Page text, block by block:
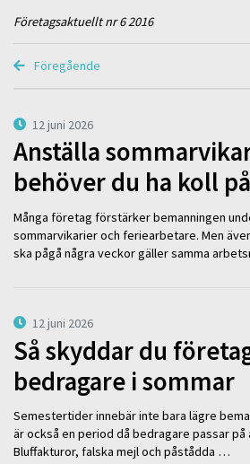
Företagsaktuellt nr 6 2016
Föregående
12 juni 2026
Anställa
behöver du ha koll på
Många företag förstärker bemanningen
sommarvikarier och feriearbetare. Men
ska pågå några veckor gäller samma
12 juni 2026
Så skyddar du
bedragare i sommar
Semestertider innebär inte bara lägre
är också en period då bedragare passar
Bluffakturor, falska mejl och påstådda …